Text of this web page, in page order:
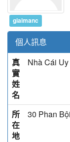
giaimanc
個人訊息
真
實
姓
名
Nhà Cái
所
在
地
30 Phan